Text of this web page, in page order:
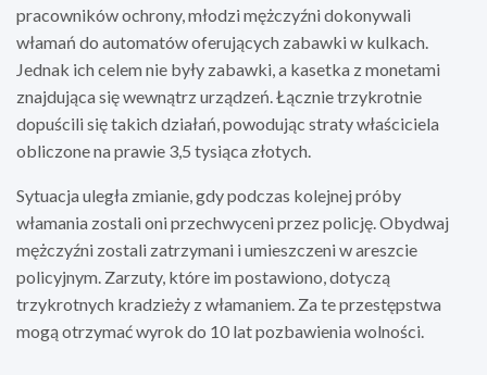
pracowników ochrony, młodzi mężczyźni dokonywali
włamań do automatów oferujących zabawki w kulkach.
Jednak ich celem nie były zabawki, a kasetka z monetami
znajdująca się wewnątrz urządzeń. Łącznie trzykrotnie
dopuścili się takich działań, powodując straty właściciela
obliczone na prawie 3,5 tysiąca złotych.
Sytuacja uległa zmianie, gdy podczas kolejnej próby
włamania zostali oni przechwyceni przez policję. Obydwaj
mężczyźni zostali zatrzymani i umieszczeni w areszcie
policyjnym. Zarzuty, które im postawiono, dotyczą
trzykrotnych kradzieży z włamaniem. Za te przestępstwa
mogą otrzymać wyrok do 10 lat pozbawienia wolności.